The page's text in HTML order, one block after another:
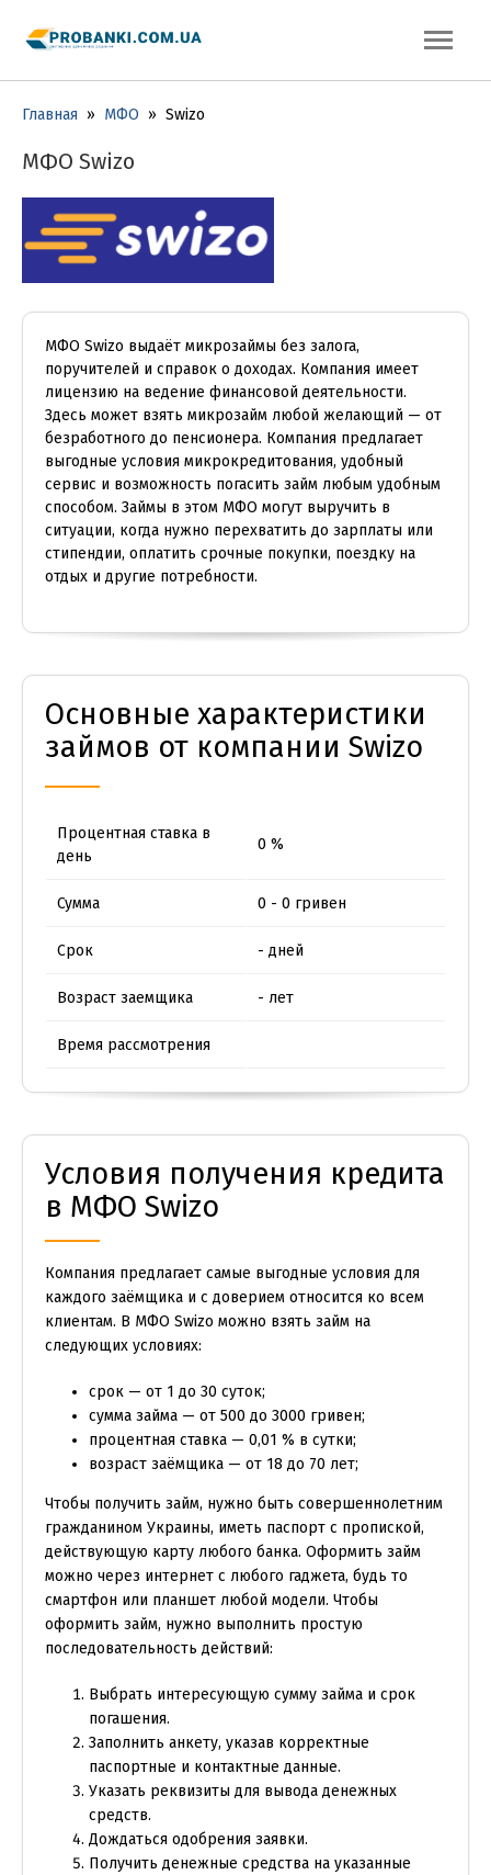
Главная » МФО » Swizo
МФО Swizo
МФО Swizo выдаёт микрозаймы без залога,
поручителей и справок о доходах. Компания имеет
лицензию на ведение финансовой деятельности.
Здесь может взять микрозайм любой желающий — от
безработного до пенсионера. Компания предлагает
выгодные условия микрокредитования, удобный
сервис и возможность погасить займ любым удобным
способом. Займы в этом МФО могут выручить в
ситуации, когда нужно перехватить до зарплаты или
стипендии, оплатить срочные покупки, поездку на
отдых и другие потребности.
Основные характеристики
займов от компании Swizo
Процентная ставка в
день
0 %
Сумма 0 - 0 гривен
Срок - дней
Возраст заемщика - лет
Время рассмотрения
Условия получения кредита
в МФО Swizo
Компания предлагает самые выгодные условия для
каждого заёмщика и с доверием относится ко всем
клиентам. В МФО Swizo можно взять займ на
следующих условиях:
срок — от 1 до 30 суток;
сумма займа — от 500 до 3000 гривен;
процентная ставка — 0,01 % в сутки;
возраст заёмщика — от 18 до 70 лет;
Чтобы получить займ, нужно быть совершеннолетним
гражданином Украины, иметь паспорт с пропиской,
действующую карту любого банка. Оформить займ
можно через интернет с любого гаджета, будь то
смартфон или планшет любой модели. Чтобы
оформить займ, нужно выполнить простую
последовательность действий:
Выбрать интересующую сумму займа и срок
погашения.
Заполнить анкету, указав корректные
паспортные и контактные данные.
Указать реквизиты для вывода денежных
средств.
Дождаться одобрения заявки.
Получить денежные средства на указанные